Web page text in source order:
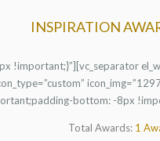
INSPIRATION
bottom: -8px
Total Awards:1